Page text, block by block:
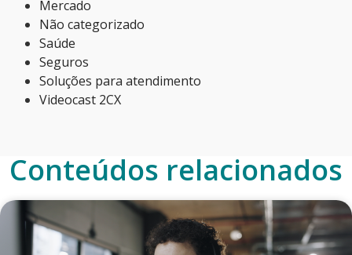
Mercado
Não categorizado
Saúde
Seguros
Soluções para atendimento
Videocast 2CX
Conteúdos relacionados